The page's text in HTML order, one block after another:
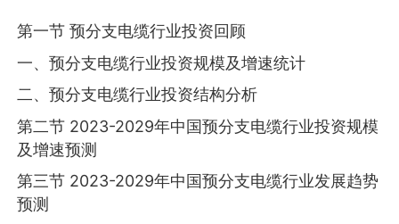
第一节 预分支电缆行业投资回顾
一、预分支电缆行业投资规模及增速统计
二、预分支电缆行业投资结构分析
第二节 2023-2029年中国预分支电缆行业投资规模
及增速预测
第三节 2023-2029年中国预分支电缆行业发展趋势
预测